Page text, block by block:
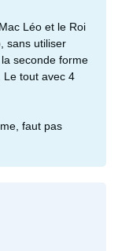
Léo et le Roi
sans utiliser
seconde forme
Le tout avec 4
faut pas